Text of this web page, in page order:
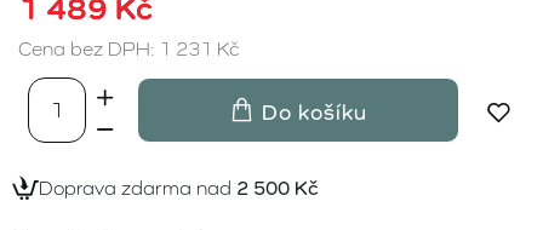
1 489 Kč
Cena bez DPH: 1 231 Kč
Do košíku
Doprava zdarma nad 2 500 Kč